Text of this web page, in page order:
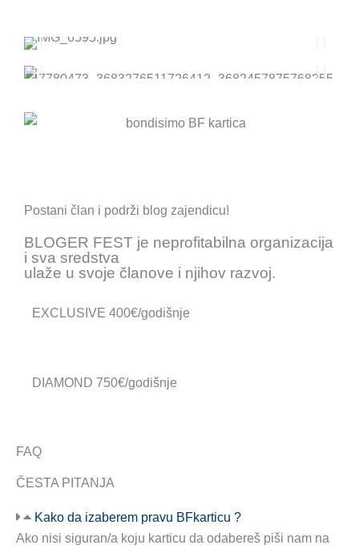
Postani član i podrži blog zajendicu!
BLOGER FEST je neprofitabilna organizacija
i sva sredstva
ulaže u svoje članove i njihov razvoj.
EXCLUSIVE 400€/godišnje
DIAMOND 750€/godišnje
FAQ
ČESTA PITANJA
Kako da izaberem pravu BFkarticu ?
Ako nisi siguran/a koju karticu da odabereš piši nam na